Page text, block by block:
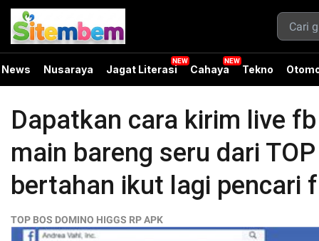
News Nusaraya Jagat Literasi Cahaya Tekno
Dapatkan cara kirim live
main bareng seru dari
bertahan ikut lagi pencari
TOP BOS DOMINO HIGGS RP APK